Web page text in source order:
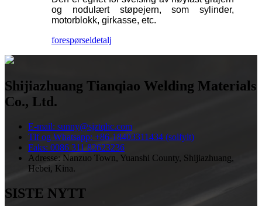
og nodulært støpejern, som sylinder,
motorblokk, girkasse, etc.
forespørseldetalj
Shijiazhuang Tianqiao Welding Materials
Co., Ltd.
E-mail: sunny@sjztqhc.com
Tlf og Whatsapp: +86-18403311434 (solfylt)
Faks: 0086 311 82623236
Adresse: Nanzuo Town, Yuanshi County, Shijiazhuang,
Hebei, Kina.
SISTE NYTT